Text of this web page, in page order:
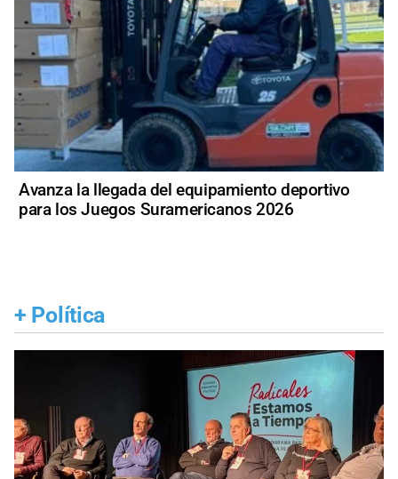
Avanza la llegada del equipamiento deportivo
para los Juegos Suramericanos 2026
+ Política